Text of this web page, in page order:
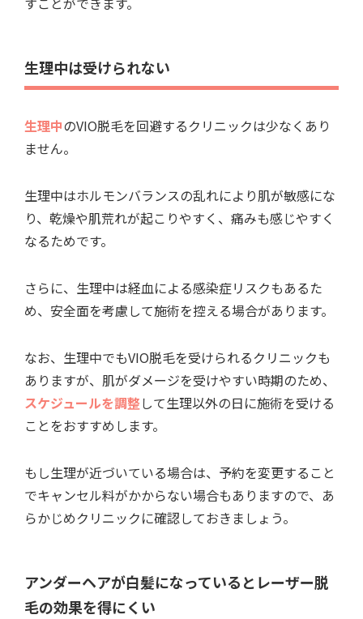
生理中は受けられない
生理中のVIO脱毛を回避するクリニックは少なくあり
ません。
生理中はホルモンバランスの乱れにより肌が敏感にな
り、乾燥や肌荒れが起こりやすく、痛みも感じやすく
なるためです。
さらに、生理中は経血による感染症リスクもあるた
め、安全面を考慮して施術を控える場合があります。
なお、生理中でもVIO脱毛を受けられるクリニックも
ありますが、肌がダメージを受けやすい時期のため、
スケジュールを調整して生理以外の日に施術を受ける
ことをおすすめします。
もし生理が近づいている場合は、予約を変更すること
でキャンセル料がかからない場合もありますので、あ
らかじめクリニックに確認しておきましょう。
アンダーヘアが白髪になっているとレーザー脱
毛の効果を得にくい